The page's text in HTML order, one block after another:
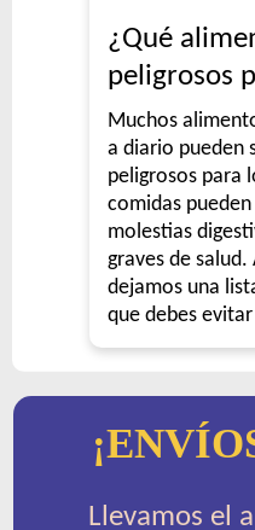
Total Khan Adulto de Raza
Upper Crock Perro Adulto
Upper Crock Perro Adulto
Upper Crock Perro Adulto
Upper Crock Perro de Raza
Vagoneta Gourmet Perro
Vagoneta Mix Perro Adulto
Valiant Criadores Perro
Vitalcan Balanced Natural
Argentina Seleccionada
Vitalcan Balanced Natural
Vitalcan Balanced Natural
Vitalcan Balanced Natural
Vitalcan Balanced Perro
¿Qué
peligrosos
Muchos
a diario pueden
peligrosos para
comidas
molestias
graves de
dejamos una
que debes evitar
Llevamos el